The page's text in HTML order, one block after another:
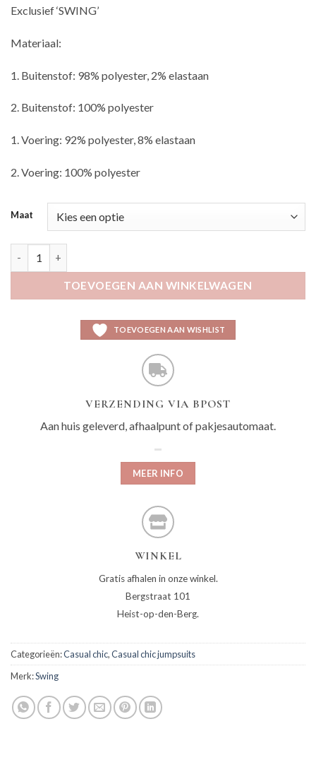
Exclusief ‘SWING’
Materiaal:
1. Buitenstof: 98% polyester, 2% elastaan
2. Buitenstof: 100% polyester
1. Voering: 92% polyester, 8% elastaan
2. Voering: 100% polyester
Maat
TOEVOEGEN AAN WINKELWAGEN
TOEVOEGEN AAN WISHLIST
VERZENDING VIA BPOST
Aan huis geleverd, afhaalpunt of pakjesautomaat.
MEER INFO
WINKEL
Gratis afhalen in onze winkel.
Bergstraat 101
Heist-op-den-Berg.
Categorieën:Casual chic,Casual chic jumpsuits
Merk:Swing